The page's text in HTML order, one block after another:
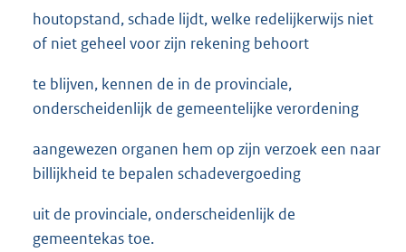
houtopstand, schade lijdt, welke redelijkerwijs niet
of niet geheel voor zijn rekening behoort
te blijven, kennen de in de provinciale,
onderscheidenlijk de gemeentelijke verordening
aangewezen organen hem op zijn verzoek een naar
billijkheid te bepalen schadevergoeding
uit de provinciale, onderscheidenlijk de
gemeentekas toe.